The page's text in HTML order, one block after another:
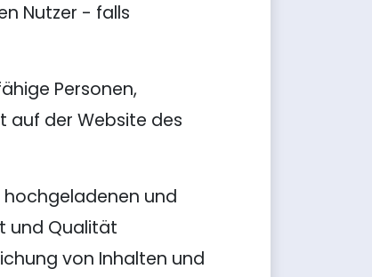
Nutzer - falls
Personen,
auf der Website des
und
und Qualität
von Inhalten und